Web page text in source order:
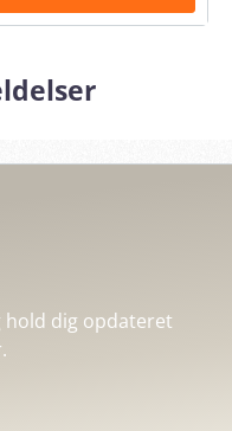
hold dig opdateret